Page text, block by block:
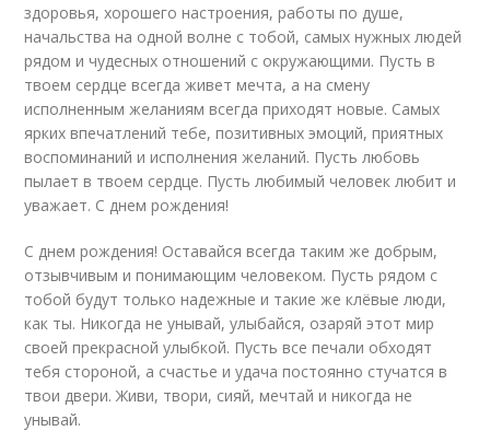
здоровья, хорошего настроения, работы по душе,
начальства на одной волне с тобой, самых нужных людей
рядом и чудесных отношений с окружающими. Пусть в
твоем сердце всегда живет мечта, а на смену
исполненным желаниям всегда приходят новые. Самых
ярких впечатлений тебе, позитивных эмоций, приятных
воспоминаний и исполнения желаний. Пусть любовь
пылает в твоем сердце. Пусть любимый человек любит и
уважает. С днем рождения!
С днем рождения! Оставайся всегда таким же добрым,
отзывчивым и понимающим человеком. Пусть рядом с
тобой будут только надежные и такие же клёвые люди,
как ты. Никогда не унывай, улыбайся, озаряй этот мир
своей прекрасной улыбкой. Пусть все печали обходят
тебя стороной, а счастье и удача постоянно стучатся в
твои двери. Живи, твори, сияй, мечтай и никогда не
унывай.